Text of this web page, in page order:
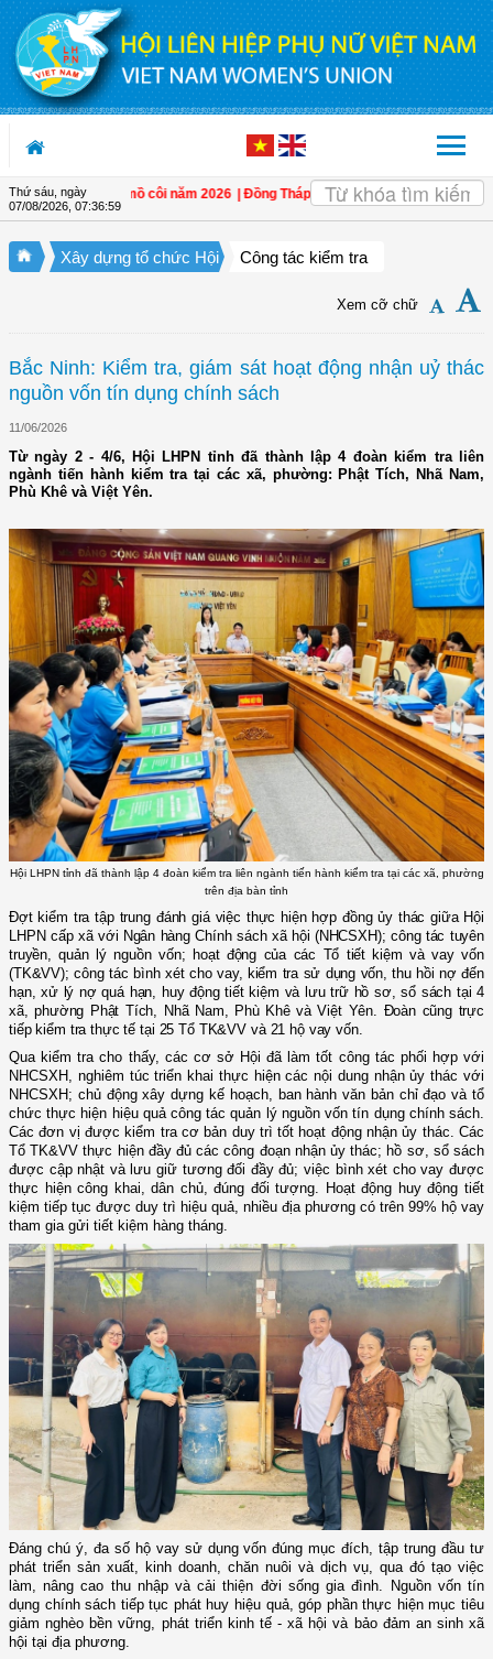
Truy cập nội dung luôn
Thứ sáu, ngày
07/08/2026, 07:36:59
trợ trẻ em mồ côi năm 2026 | Đồng Tháp: Quán triệt Nghị quyết Đại hội
Xây dựng tổ chức Hội Công tác kiểm tra
Xem cỡ chữ
Bắc Ninh: Kiểm tra, giám sát hoạt động nhận uỷ thác
nguồn vốn tín dụng chính sách
11/06/2026
Từ ngày 2 - 4/6, Hội LHPN tỉnh đã thành lập 4 đoàn kiểm tra liên
ngành tiến hành kiểm tra tại các xã, phường: Phật Tích, Nhã Nam,
Phù Khê và Việt Yên.
Hội LHPN tỉnh đã thành lập 4 đoàn kiểm tra liên ngành tiến hành kiểm tra tại các xã, phường
trên địa bàn tỉnh
Đợt kiểm tra tập trung đánh giá việc thực hiện hợp đồng ủy thác giữa Hội
LHPN cấp xã với Ngân hàng Chính sách xã hội (NHCSXH); công tác tuyên
truyền, quản lý nguồn vốn; hoạt động của các Tổ tiết kiệm và vay vốn
(TK&VV); công tác bình xét cho vay, kiểm tra sử dụng vốn, thu hồi nợ đến
hạn, xử lý nợ quá hạn, huy động tiết kiệm và lưu trữ hồ sơ, sổ sách tại 4
xã, phường Phật Tích, Nhã Nam, Phù Khê và Việt Yên. Đoàn cũng trực
tiếp kiểm tra thực tế tại 25 Tổ TK&VV và 21 hộ vay vốn.
Qua kiểm tra cho thấy, các cơ sở Hội đã làm tốt công tác phối hợp với
NHCSXH, nghiêm túc triển khai thực hiện các nội dung nhận ủy thác với
NHCSXH; chủ động xây dựng kế hoạch, ban hành văn bản chỉ đạo và tổ
chức thực hiện hiệu quả công tác quản lý nguồn vốn tín dụng chính sách.
Các đơn vị được kiểm tra cơ bản duy trì tốt hoạt động nhận ủy thác. Các
Tổ TK&VV thực hiện đầy đủ các công đoạn nhận ủy thác; hồ sơ, sổ sách
được cập nhật và lưu giữ tương đối đầy đủ; việc bình xét cho vay được
thực hiện công khai, dân chủ, đúng đối tượng. Hoạt động huy động tiết
kiệm tiếp tục được duy trì hiệu quả, nhiều địa phương có trên 99% hộ vay
tham gia gửi tiết kiệm hàng tháng.
Đáng chú ý, đa số hộ vay sử dụng vốn đúng mục đích, tập trung đầu tư
phát triển sản xuất, kinh doanh, chăn nuôi và dịch vụ, qua đó tạo việc
làm, nâng cao thu nhập và cải thiện đời sống gia đình. Nguồn vốn tín
dụng chính sách tiếp tục phát huy hiệu quả, góp phần thực hiện mục tiêu
giảm nghèo bền vững, phát triển kinh tế - xã hội và bảo đảm an sinh xã
hội tại địa phương.